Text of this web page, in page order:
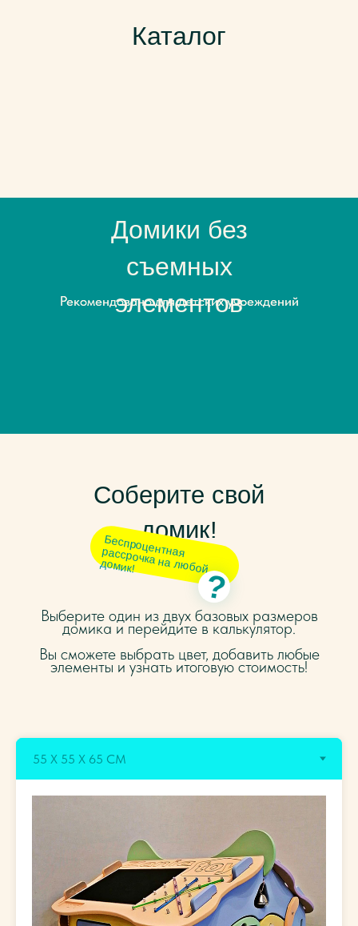
Каталог
Домики без
съемных
элементов
Рекомендовано для детских учреждений
Рекомендовано для детских учреждений
Соберите свой
домик!
Беспроцентная рассрочка на любой
домик!
?
Выберите один из двух базовых размеров
домика и перейдите в калькулятор.
Вы сможете выбрать цвет, добавить любые
элементы и узнать итоговую стоимость!